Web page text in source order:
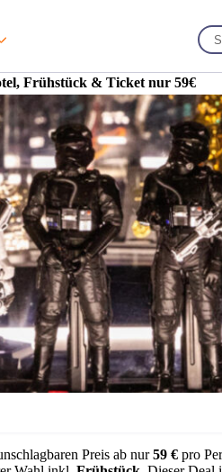
Frühstück & Ticket nur 59€
Preis ab nur59 € pro